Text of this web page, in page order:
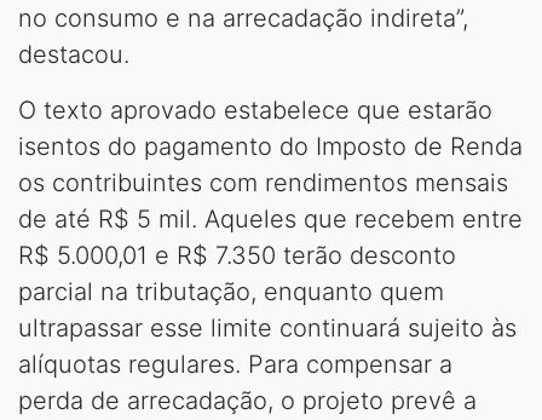
no consumo e na arrecadação indireta”,
destacou.
O texto aprovado estabelece que estarão
isentos do pagamento do Imposto de Renda
os contribuintes com rendimentos mensais
de até R$ 5 mil. Aqueles que recebem entre
R$ 5.000,01 e R$ 7.350 terão desconto
parcial na tributação, enquanto quem
ultrapassar esse limite continuará sujeito às
alíquotas regulares. Para compensar a
perda de arrecadação, o projeto prevê a